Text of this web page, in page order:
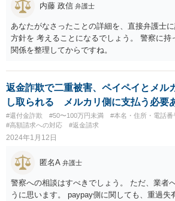
内藤 政信 弁護士
あなたがなさったことの詳細を、直接弁護士
方針を 考えることになるでしょう。 警察に持
関係を整理してからですね。
返金詐欺で二重被害、ペイペイとメル
し取られる メルカリ側に支払う必要
#還付金詐欺 #50〜100万円未満
#本名・住所・電話番
#高額請求への対応
#返金請求
2024年1月12日
匿名A 弁護士
警察への相談はすべきでしょう。 ただ、業者
うに思います。 paypay側に関しても、重過失